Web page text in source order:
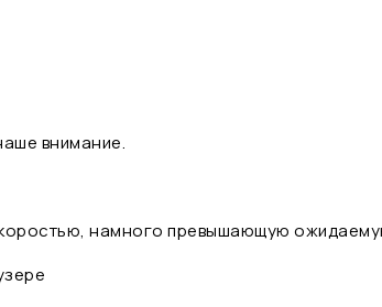
внимание.
намного превышающую